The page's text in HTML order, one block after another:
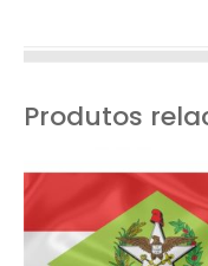
Produtos